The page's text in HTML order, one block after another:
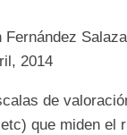
Fernández
2014
de
que miden el